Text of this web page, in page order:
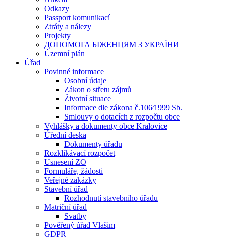
Odkazy
Passport komunikací
Ztráty a nálezy
Projekty
ДОПОМОГА БІЖЕНЦЯМ З УКРАЇНИ
Územní plán
Úřad
Povinné informace
Osobní údaje
Zákon o střetu zájmů
Životní situace
Informace dle zákona č.106⁄1999 Sb.
Smlouvy o dotacích z rozpočtu obce
Vyhlášky a dokumenty obce Kralovice
Úřední deska
Dokumenty úřadu
Rozklikávací rozpočet
Usnesení ZO
Formuláře, žádosti
Veřejné zakázky
Stavební úřad
Rozhodnutí stavebního úřadu
Matriční úřad
Svatby
Pověřený úřad Vlašim
GDPR